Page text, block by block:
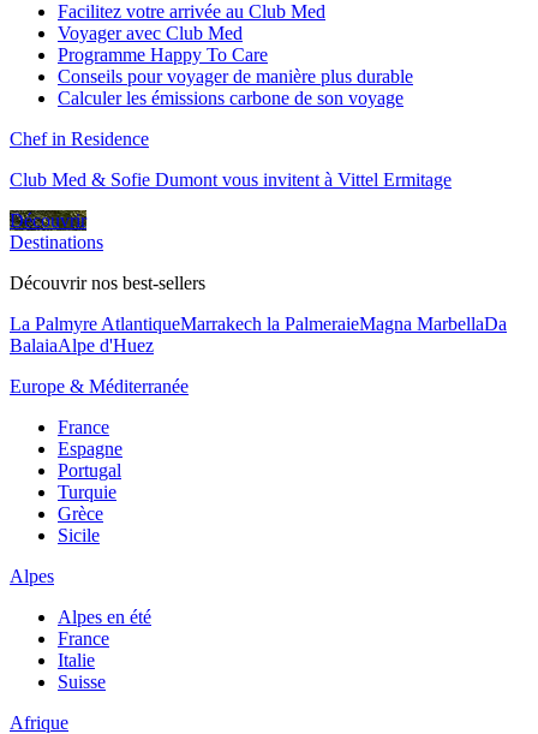
Facilitez votre arrivée au Club Med
Voyager avec Club Med
Programme Happy To Care
Conseils pour voyager de manière plus durable
Calculer les émissions carbone de son voyage
Chef in Residence
Club Med & Sofie Dumont vous invitent à Vittel Ermitage
Découvrir
Destinations
Découvrir nos best-sellers
La Palmyre AtlantiqueMarrakech la PalmeraieMagna MarbellaDa
BalaiaAlpe d'Huez
Europe & Méditerranée
France
Espagne
Portugal
Turquie
Grèce
Sicile
Alpes
Alpes en été
France
Italie
Suisse
Afrique